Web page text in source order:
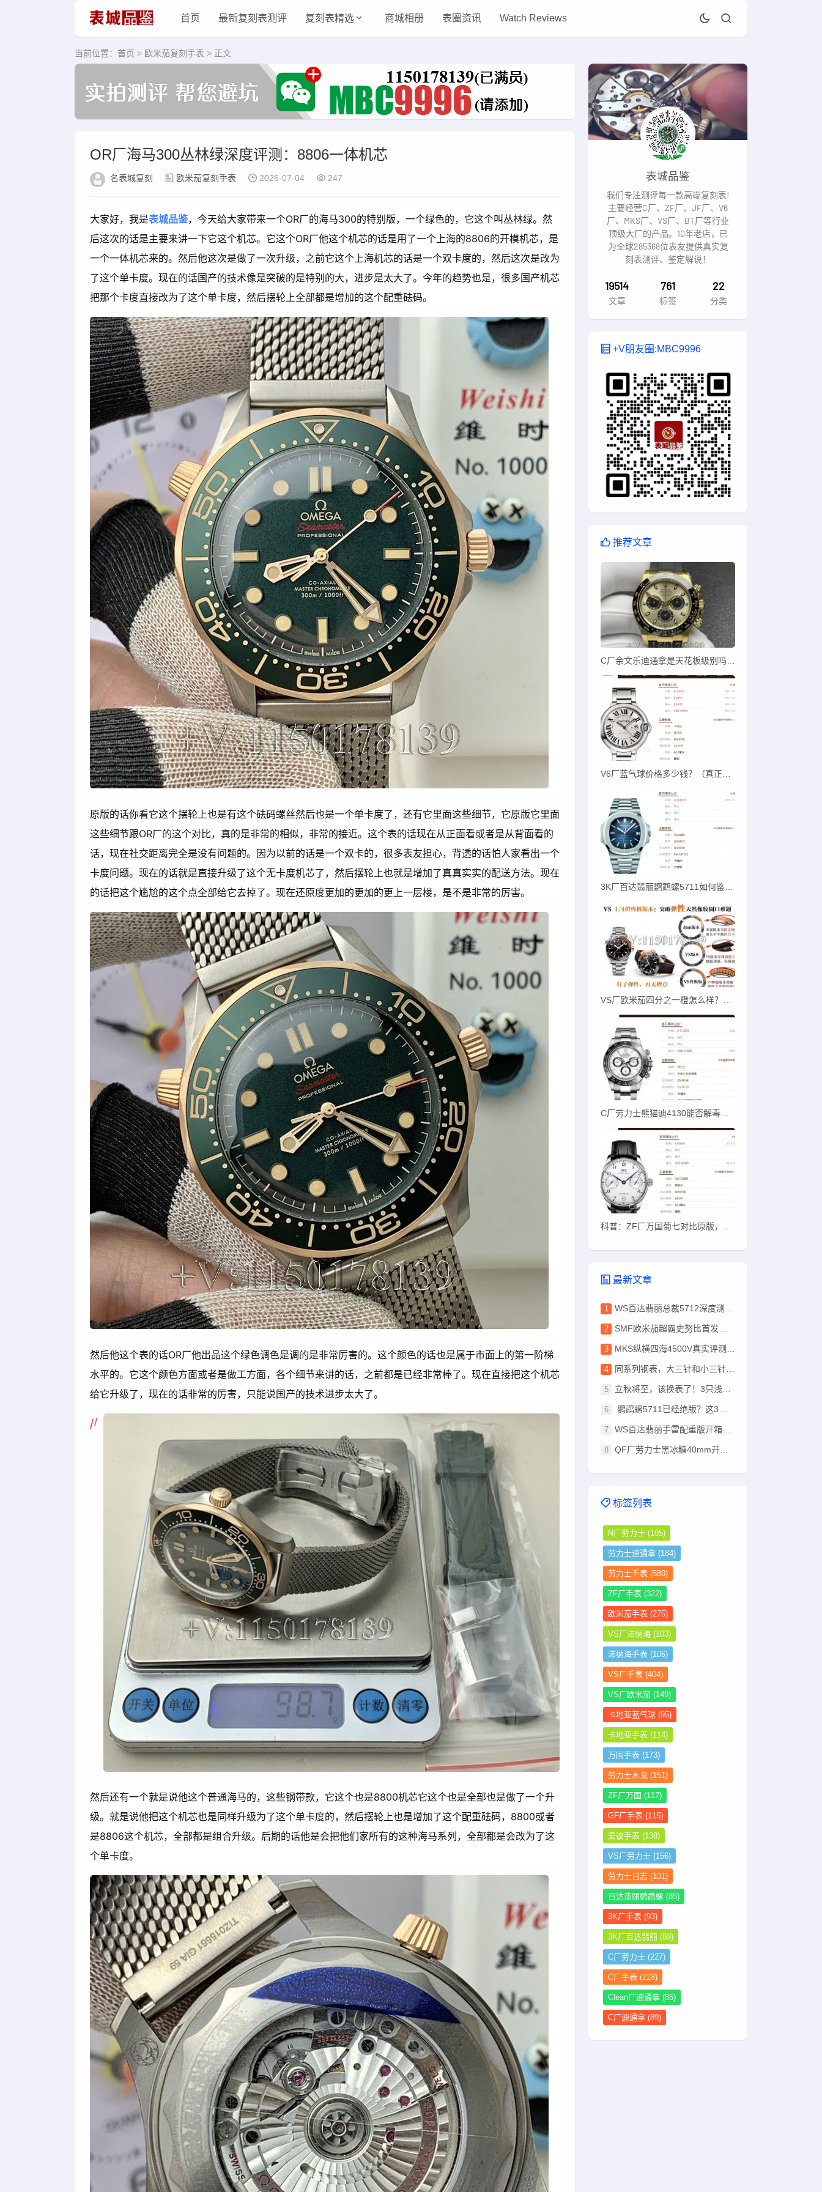
首页 最新复刻表测评 复刻表精选 商城相册 表圈资讯 Watch Reviews
当前位置： 首页 > 欧米茄复刻手表 > 正文
OR厂海马300丛林绿深度评测：8806一体机芯
名表城复刻 欧米茄复刻手表 2026-07-04 247
大家好，我是表城品鉴，今天给大家带来一个OR厂的海马300的特别版，一个绿色的，它这个叫丛林绿。然
后这次的话是主要来讲一下它这个机芯。它这个OR厂他这个机芯的话是用了一个上海的8806的开模机芯，是
一个一体机芯来的。然后他这次是做了一次升级，之前它这个上海机芯的话是一个双卡度的，然后这次是改为
了这个单卡度。现在的话国产的技术像是突破的是特别的大，进步是太大了。今年的趋势也是，很多国产机芯
把那个卡度直接改为了这个单卡度，然后摆轮上全部都是增加的这个配重砝码。
原版的话你看它这个摆轮上也是有这个砝码螺丝然后也是一个单卡度了，还有它里面这些细节，它原版它里面
这些细节跟OR厂的这个对比，真的是非常的相似，非常的接近。这个表的话现在从正面看或者是从背面看的
话，现在社交距离完全是没有问题的。因为以前的话是一个双卡的，很多表友担心，背透的话怕人家看出一个
卡度问题。现在的话就是直接升级了这个无卡度机芯了，然后摆轮上也就是增加了真真实实的配送方法。现在
的话把这个尴尬的这个点全部给它去掉了。现在还原度更加的更加的更上一层楼，是不是非常的厉害。
然后他这个表的话OR厂他出品这个绿色调色是调的是非常厉害的。这个颜色的话也是属于市面上的第一阶梯
水平的。它这个颜色方面或者是做工方面，各个细节来讲的话，之前都是已经非常棒了。现在直接把这个机芯
给它升级了，现在的话非常的厉害，只能说国产的技术进步太大了。
然后还有一个就是说他这个普通海马的，这些钢带款，它这个也是8800机芯它这个也是全部也是做了一个升
级。就是说他把这个机芯也是同样升级为了这个单卡度的，然后摆轮上也是增加了这个配重砝码，8800或者
是8806这个机芯，全部都是组合升级。后期的话他是会把他们家所有的这种海马系列，全部都是会改为了这
个单卡度。
表城品鉴
我们专注测评每一款高端复刻表!
主要经营C厂、ZF厂、JF厂、V6
厂、MKS厂、VS厂、BT厂等行业
顶级大厂的产品。10年老店，已
为全球285368位表友提供真实复
刻表测评、鉴定解说！
19514
文章
761
标签
22
分类
+V朋友圈:MBC9996
推荐文章
最新文章
WS百达翡丽总裁5712深度测评，盘面色泽完爆PPF
SMF欧米茄超霸史努比首发实测！唯一对版盘面+ST19改3861
MKS纵横四海4500V真实评测：机芯稳、刻字深、性价比高
同系列钢表，大三针和小三针差10万？这10万到底花哪了？
立秋将至，该换表了！3只浅棕盘腕表推荐：总有一款适合你
鹦鹉螺5711已经绝版？这3只豪华运动表，戴出去同样有排面！
WS百达翡丽手雷配重版开箱：330机芯+停秒功能超越其他版本
QF厂劳力士黑冰糖40mm开箱：钨钢配重+狗牙圈，这分量太足了
标签列表
N厂劳力士 (105)
劳力士迪通拿 (184)
劳力士手表 (580)
ZF厂手表 (322)
欧米茄手表 (275)
VS厂沛纳海 (103)
沛纳海手表 (106)
VS厂手表 (404)
VS厂欧米茄 (149)
卡地亚蓝气球 (95)
卡地亚手表 (114)
万国手表 (173)
劳力士水鬼 (151)
ZF厂万国 (117)
GF厂手表 (115)
爱彼手表 (138)
VS厂劳力士 (156)
劳力士日志 (101)
百达翡丽鹦鹉螺 (85)
3K厂手表 (93)
3K厂百达翡丽 (89)
C厂劳力士 (227)
C厂手表 (228)
Clean厂迪通拿 (85)
C厂迪通拿 (89)